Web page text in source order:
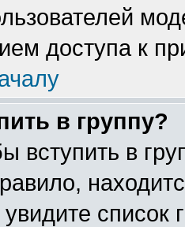
доступа к
в группу?
вступить в
список